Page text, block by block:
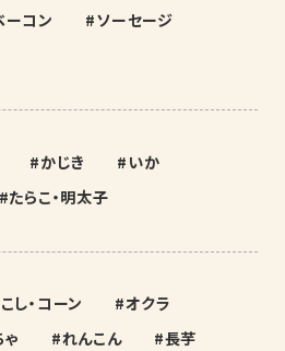
ーコン
ソーセージ
かじき
いか
たらこ・明太子
し・コーン
オクラ
れんこん 長芋